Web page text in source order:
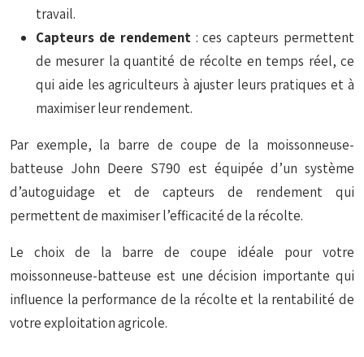
travail.
Capteurs de rendement : ces capteurs permettent
de mesurer la quantité de récolte en temps réel, ce
qui aide les agriculteurs à ajuster leurs pratiques et à
maximiser leur rendement.
Par exemple, la barre de coupe de la moissonneuse-
batteuse John Deere S790 est équipée d’un système
d’autoguidage et de capteurs de rendement qui
permettent de maximiser l’efficacité de la récolte.
Le choix de la barre de coupe idéale pour votre
moissonneuse-batteuse est une décision importante qui
influence la performance de la récolte et la rentabilité de
votre exploitation agricole.